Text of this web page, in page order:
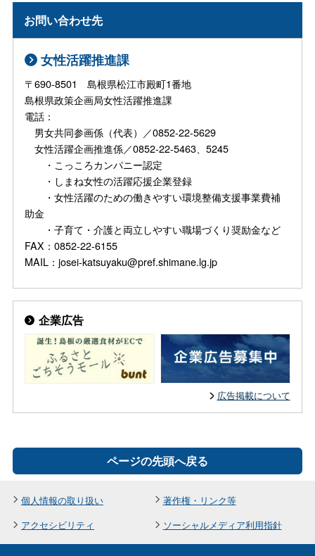
お問い合わせ先
女性活躍推進課
〒690-8501 島根県松江市殿町1番地
島根県政策企画局女性活躍推進課
電話：
男女共同参画係（代表）／0852-22-5629
女性活躍企画推進係／0852-22-5463、5245
・こっころカンパニー認定
・しまね女性の活躍応援企業登録
・女性活躍のための働きやすい環境整備支援事業費補
助金
・子育て・介護と両立しやすい職場づくり奨励金など
FAX：0852-22-6155
MAIL：josei-katsuyaku@pref.shimane.lg.jp
企業広告
広告掲載について
ページの先頭へ戻る
個人情報の取り扱い
著作権・リンク等
アクセシビリティ
ソーシャルメディア利用指針